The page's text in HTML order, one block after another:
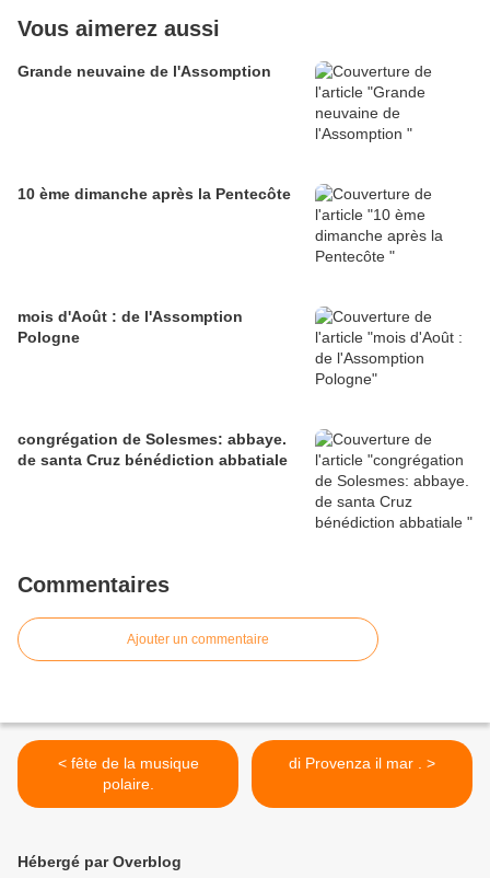
Vous aimerez aussi
Grande neuvaine de l'Assomption
10 ème dimanche après la Pentecôte
mois d'Août : de l'Assomption
Pologne
congrégation de Solesmes: abbaye.
de santa Cruz bénédiction abbatiale
Commentaires
Ajouter un commentaire
< fête de la musique
polaire.
di Provenza il mar . >
Hébergé par Overblog